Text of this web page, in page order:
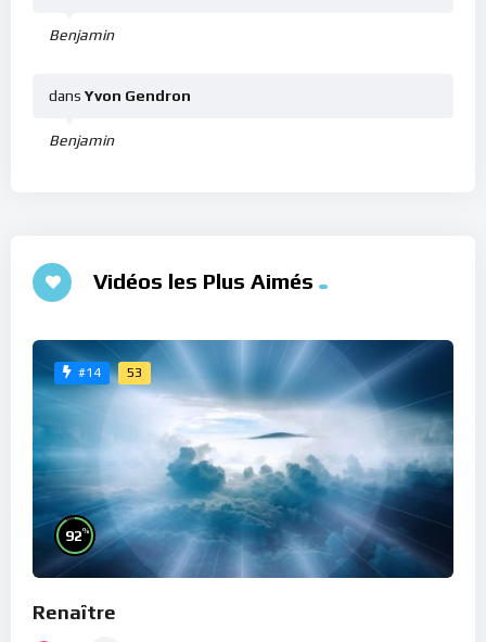
Benjamin
Benjamin
dans Yvon Gendron
Vidéos les Plus Aimés
#14 53
92%
Renaître